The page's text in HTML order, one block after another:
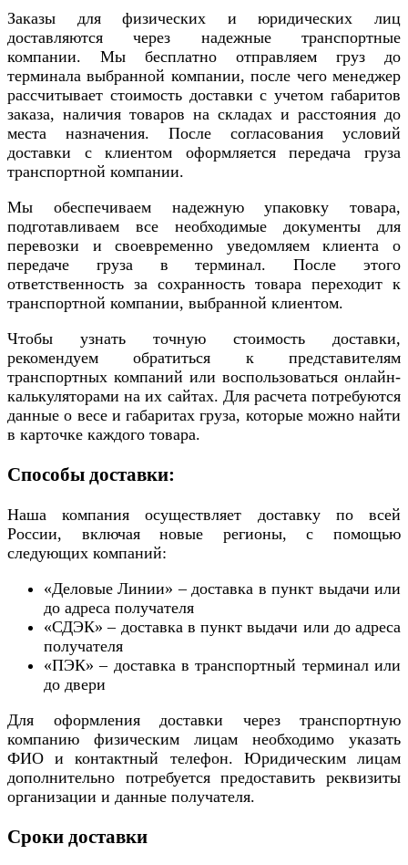
Заказы для физических и юридических лиц
доставляются через надежные транспортные
компании. Мы бесплатно отправляем груз до
терминала выбранной компании, после чего менеджер
рассчитывает стоимость доставки с учетом габаритов
заказа, наличия товаров на складах и расстояния до
места назначения. После согласования условий
доставки с клиентом оформляется передача груза
транспортной компании.
Мы обеспечиваем надежную упаковку товара,
подготавливаем все необходимые документы для
перевозки и своевременно уведомляем клиента о
передаче груза в терминал. После этого
ответственность за сохранность товара переходит к
транспортной компании, выбранной клиентом.
Чтобы узнать точную стоимость доставки,
рекомендуем обратиться к представителям
транспортных компаний или воспользоваться онлайн-
калькуляторами на их сайтах. Для расчета потребуются
данные о весе и габаритах груза, которые можно найти
в карточке каждого товара.
Способы доставки:
Наша компания осуществляет доставку по всей
России, включая новые регионы, с помощью
следующих компаний:
«Деловые Линии» – доставка в пункт выдачи или
до адреса получателя
«СДЭК» – доставка в пункт выдачи или до адреса
получателя
«ПЭК» – доставка в транспортный терминал или
до двери
Для оформления доставки через транспортную
компанию физическим лицам необходимо указать
ФИО и контактный телефон. Юридическим лицам
дополнительно потребуется предоставить реквизиты
организации и данные получателя.
Сроки доставки